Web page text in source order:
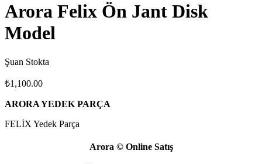
Arora Felix Ön Jant Disk
Model
Şuan Stokta
₺1,100.00
ARORA YEDEK PARÇA
FELİX Yedek Parça
Arora © Online Satış